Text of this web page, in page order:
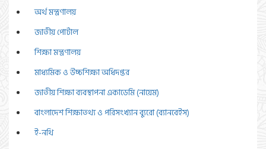
অর্থ মন্ত্রণালয়
জাতীয় পোর্টাল
শিক্ষা মন্ত্রণালয়
মাধ্যমিক ও উচ্চশিক্ষা অধিদপ্তর
জাতীয় শিক্ষা ব্যবস্থাপনা একাডেমি (নায়েম)
বাংলাদেশ শিক্ষাতথ্য ও পরিসংখ্যান ব্যুরো (ব্যানবেইস)
ই-নথি